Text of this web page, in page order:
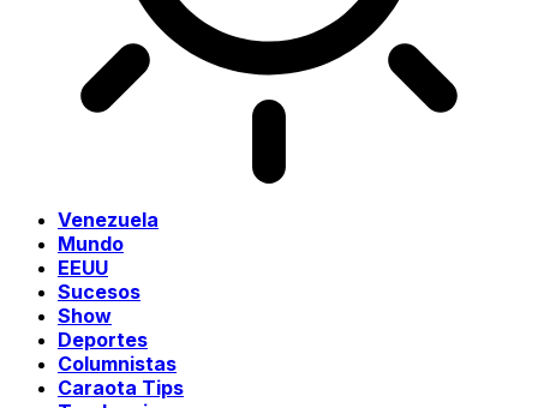
Venezuela
Mundo
EEUU
Sucesos
Show
Deportes
Columnistas
Caraota Tips